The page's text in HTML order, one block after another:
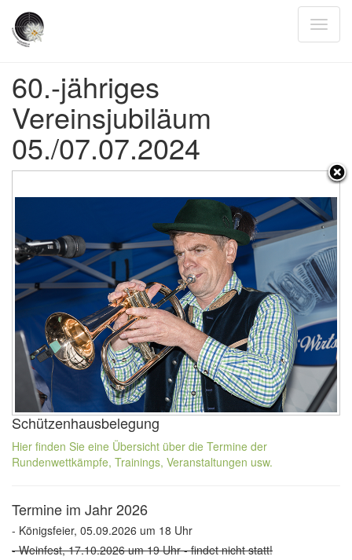
60.-jähriges
Vereinsjubiläum
05./07.07.2024
Schützenhausbelegung
Hier finden Sie eine Übersicht über die Termine der
Rundenwettkämpfe, Trainings, Veranstaltungen usw.
Termine im Jahr 2026
- Königsfeier, 05.09.2026 um 18 Uhr
- Weinfest, 17.10.2026 um 19 Uhr - findet nicht statt!